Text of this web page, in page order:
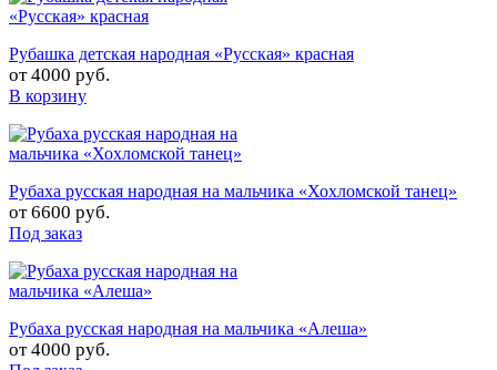
Рубашка детская народная «Русская» красная
от4000 руб.
В корзину
Рубаха русская народная на мальчика «Хохломской танец»
от6600 руб.
Под заказ
Рубаха русская народная на мальчика «Алеша»
от4000 руб.